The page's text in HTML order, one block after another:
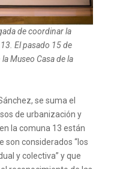
de coordinar la
El pasado 15 de
Museo Casa de la
se suma el
de urbanización y
la comuna 13 están
son considerados “los
y colectiva” y que